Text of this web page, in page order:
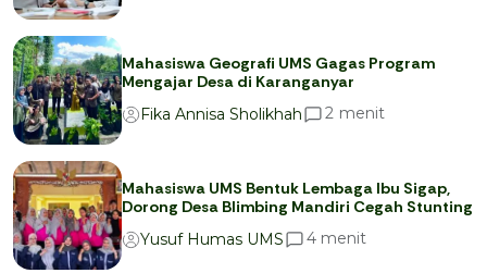
Mahasiswa Geografi UMS Gagas Program
Mengajar Desa di Karanganyar
Fika Annisa Sholikhah
2 menit
Mahasiswa UMS Bentuk Lembaga Ibu Sigap,
Dorong Desa Blimbing Mandiri Cegah Stunting
Yusuf Humas UMS
4 menit